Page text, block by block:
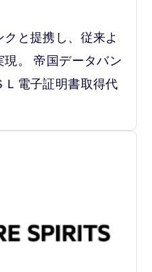
と提携し、従来よ
現。 帝国データバン
Ｌ電子証明書取得代